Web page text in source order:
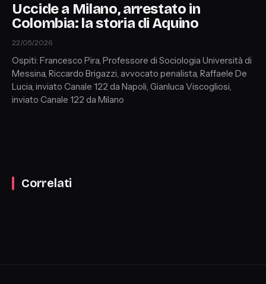
Uccide a Milano, arrestato in
Colombia: la storia di Aquino
22/05/2026
Ospiti: Francesco Pira, Professore di Sociologia Università di
Messina, Riccardo Brigazzi, avvocato penalista, Raffaele De
Lucia, inviato Canale 122 da Napoli, Gianluca Viscogliosi,
inviato Canale 122 da Milano
Correlati